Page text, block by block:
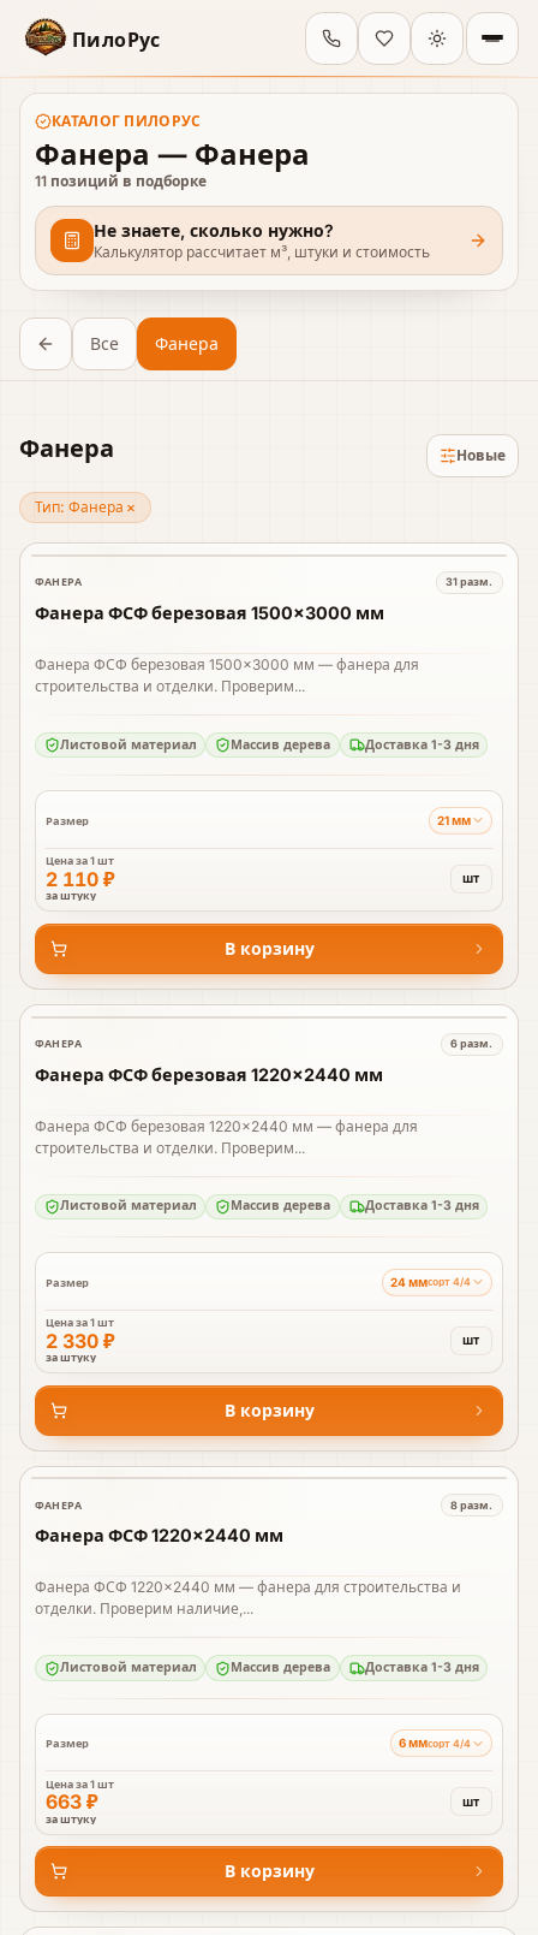
ПилоРус
КАТАЛОГ ПИЛОРУС
Фанера — Фанера
11 позиций в подборке
Не знаете, сколько нужно?
Калькулятор рассчитает м³, штуки и стоимость
Все Фанера
Фанера Новые
Тип: Фанера ×
В наличии
ФАНЕРА 31разм.
Фанера ФСФ березовая 1500×3000 мм
Фанера ФСФ березовая 1500×3000 мм — фанера для
строительства и отделки. Проверим...
Листовой материал Массив дерева Доставка 1-3 дня
Размер 21 мм
Цена за1 шт
2 110 ₽
за штуку
шт
В корзину
В наличии
ФАНЕРА 6разм.
Фанера ФСФ березовая 1220×2440 мм
Фанера ФСФ березовая 1220×2440 мм — фанера для
строительства и отделки. Проверим...
Листовой материал Массив дерева Доставка 1-3 дня
Размер 24 ммсорт 4/4
Цена за1 шт
2 330 ₽
за штуку
шт
В корзину
В наличии
ФАНЕРА 8разм.
Фанера ФСФ 1220×2440 мм
Фанера ФСФ 1220×2440 мм — фанера для строительства и
отделки. Проверим наличие,...
Листовой материал Массив дерева Доставка 1-3 дня
Размер 6 ммсорт 4/4
Цена за1 шт
663 ₽
за штуку
шт
В корзину